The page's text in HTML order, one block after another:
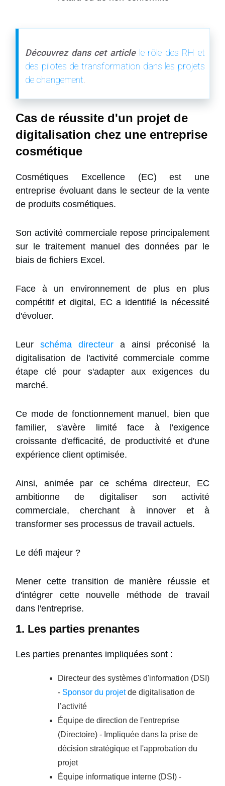
Découvrez dans cet article le rôle des RH et
des pilotes de transformation dans les projets
de changement
Cas de réussite d'un projet de
digitalisation chez une entreprise
cosmétique
Cosmétiques Excellence (EC) est une
entreprise évoluant dans le secteur de la vente
de produits cosmétiques.
Son activité commerciale repose principalement
sur le traitement manuel des données par le
biais de fichiers Excel.
Face à un environnement de plus en plus
compétitif et digital, EC a identifié la nécessité
d'évoluer.
Leur schéma directeur a ainsi préconisé la
digitalisation de l'activité commerciale comme
étape clé pour s'adapter aux exigences du
marché.
Ce mode de fonctionnement manuel, bien que
familier, s'avère limité face à l'exigence
croissante d'efficacité, de productivité et d'une
expérience client optimisée.
Ainsi, animée par ce schéma directeur, EC
ambitionne de digitaliser son activité
commerciale, cherchant à innover et à
transformer ses processus de travail actuels.
Le défi majeur ?
Mener cette transition de manière réussie et
d'intégrer cette nouvelle méthode de travail
dans l'entreprise.
1. Les parties prenantes
Les parties prenantes impliquées sont :
Directeur des systèmes d'information (DSI)
- Sponsor du projetde digitalisation de
l’activité
Équipe de direction de l'entreprise
(Directoire) - Impliquée dans la prise de
décision stratégique et l'approbation du
projet
Équipe informatique interne (DSI) -